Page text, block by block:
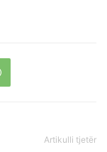
Artikulli tjetër